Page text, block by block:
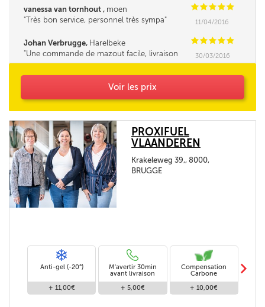
vanessa van tornhout , moen CCCCC
Très bon service, personnel très sympa
11/04/2016
Johan Verbrugge, Harelbeke CCCCC
Une commande de mazout facile, livraison
impeccable et superrapide!
30/03/2016
Voir les prix
PROXIFUEL
VLAANDEREN
Krakeleweg 39,, 8000,
BRUGGE
Anti-gel (-20°)
+ 11,00€
M'avertir 30min
avant livraison
+ 5,00€
Compensation
Carbone
+ 10,00€
m